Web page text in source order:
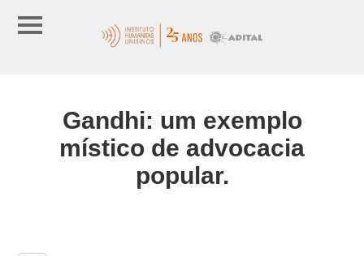
Gandhi: um exemplo
místico de advocacia
popular.